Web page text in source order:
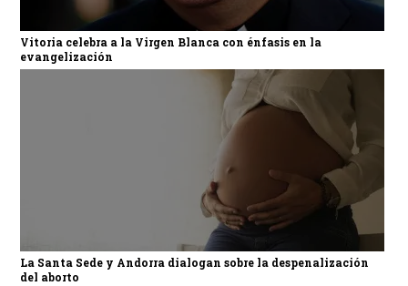
Vitoria celebra a la Virgen Blanca con énfasis en la
evangelización
La Santa Sede y Andorra dialogan sobre la despenalización
del aborto